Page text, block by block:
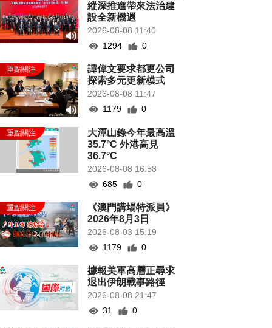
縱深推進帶來法治建
設全新機遇
2026-08-08 11:40
1294
0
譚偉文要求都更公司
探索多元更新模式
2026-08-08 11:47
1179
0
大潭山錄今年最高溫
35.7°C 外港高見
36.7°C
2026-08-08 16:58
685
0
《澳門講場特派員》
2026年8月3日
2026-08-03 15:19
1179
0
據報美軍高層正尋求
退出伊朗戰事路徑
2026-08-08 21:47
31
0